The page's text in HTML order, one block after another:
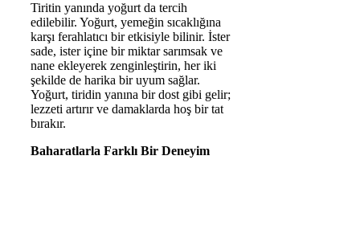
Tiritin yanında yoğurt da tercih
edilebilir. Yoğurt, yemeğin sıcaklığına
karşı ferahlatıcı bir etkisiyle bilinir. İster
sade, ister içine bir miktar sarımsak ve
nane ekleyerek zenginleştirin, her iki
şekilde de harika bir uyum sağlar.
Yoğurt, tiridin yanına bir dost gibi gelir;
lezzeti artırır ve damaklarda hoş bir tat
bırakır.
Baharatlarla Farklı Bir Deneyim